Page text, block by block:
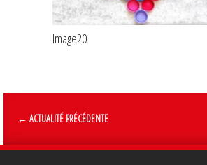
Image20
←ACTUALITÉ PRÉCÉDENTE